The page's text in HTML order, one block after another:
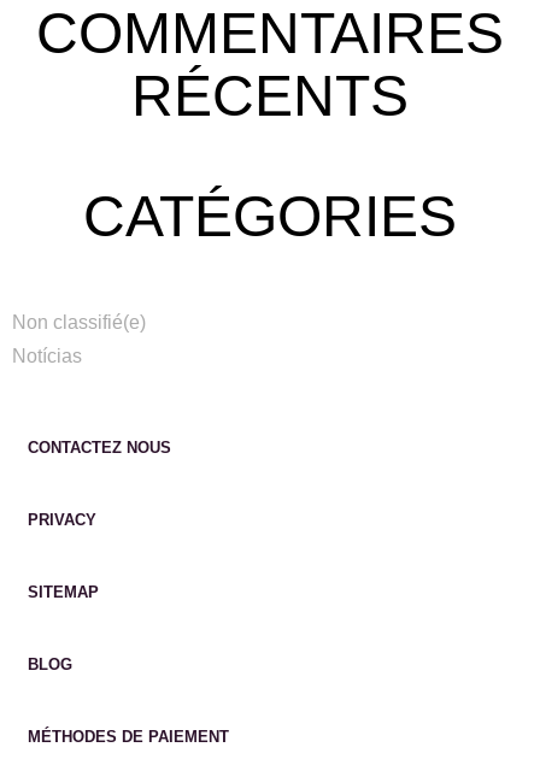
COMMENTAIRES
RÉCENTS
CATÉGORIES
Non classifié(e)
Notícias
CONTACTEZ NOUS
PRIVACY
SITEMAP
BLOG
MÉTHODES DE PAIEMENT